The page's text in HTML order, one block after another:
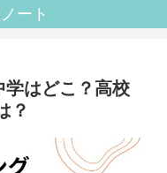
ート
はどこ？高校
？